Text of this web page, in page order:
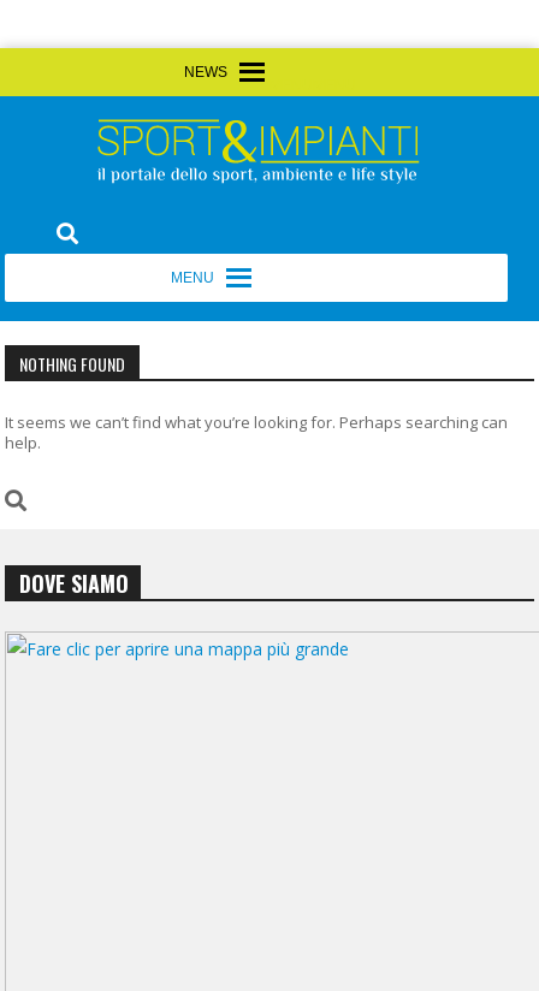
to
Sport&Impianti
NOTHING FOUND
It seems we can’t find what you’re looking for. Perhaps searching can
help.
DOVE SIAMO